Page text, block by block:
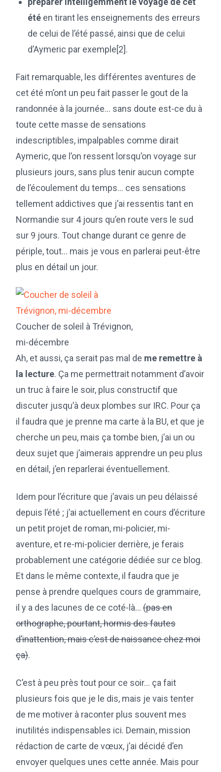
été en tirant les enseignements des erreurs
de celui de l’été passé, ainsi que de celui
d’Aymeric par exemple[2].
Fait remarquable, les différentes aventures de
cet été m’ont un peu fait passer le gout de la
randonnée à la journée… sans doute est-ce du à
toute cette masse de sensations
indescriptibles, impalpables comme dirait
Aymeric, que l’on ressent lorsqu’on voyage sur
plusieurs jours, sans plus tenir aucun compte
de l’écoulement du temps… ces sensations
tellement addictives que j’ai ressentis tant en
Normandie sur 4 jours qu’en route vers le sud
sur 9 jours. Tout change durant ce genre de
périple, tout… mais je vous en parlerai peut-être
plus en détail un jour.
Coucher de soleil à Trévignon,
mi-décembre
Ah, et aussi, ça serait pas mal de me remettre à
la lecture. Ça me permettrait notamment d’avoir
un truc à faire le soir, plus constructif que
discuter jusqu’à deux plombes sur IRC. Pour ça
il faudra que je prenne ma carte à la BU, et que je
cherche un peu, mais ça tombe bien, j’ai un ou
deux sujet que j’aimerais apprendre un peu plus
en détail, j’en reparlerai éventuellement.
Idem pour l’écriture que j’avais un peu délaissé
depuis l’été ; j’ai actuellement en cours d’écriture
un petit projet de roman, mi-policier, mi-
aventure, et re-mi-policier derrière, je ferais
probablement une catégorie dédiée sur ce blog.
Et dans le même contexte, il faudra que je
pense à prendre quelques cours de grammaire,
il y a des lacunes de ce coté-là… (pas en
orthographe, pourtant, hormis des fautes
d’inattention, mais c’est de naissance chez moi
ça).
C’est à peu près tout pour ce soir… ça fait
plusieurs fois que je le dis, mais je vais tenter
de me motiver à raconter plus souvent mes
inutilités indispensables ici. Demain, mission
rédaction de carte de vœux, j’ai décidé d’en
envoyer quelques unes cette année. Mais pour